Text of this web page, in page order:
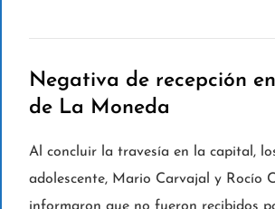
Negativa de recepción
de La Moneda
Al concluir la travesía en la capital,
adolescente, Mario Carvajal y Rocío
informaron que no fueron recibidos